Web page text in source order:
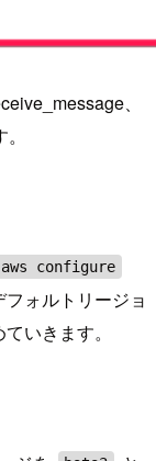
、
aws configure
ォルトリージョ
いきます。